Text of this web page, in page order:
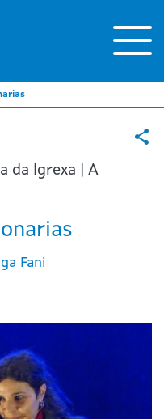
da Igrexa | A
Fani